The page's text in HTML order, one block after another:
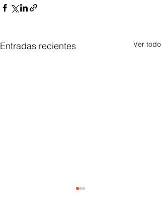
Entradas recientes Ver todo